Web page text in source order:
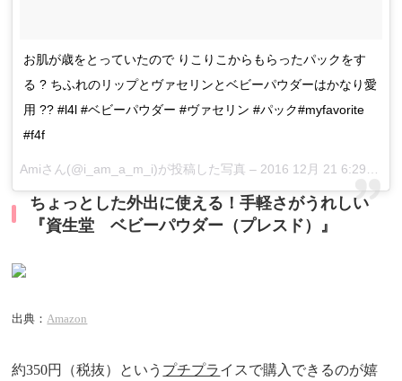
お肌が歳をとっていたので りこりこからもらったパックをす
る ? ちふれのリップとヴァセリンとベビーパウダーはかなり愛
用 ?? #l4l #ベビーパウダー #ヴァセリン #パック#myfavorite
#f4f
Amiさん(@i_am_a_m_i)が投稿した写真 – 2016 12月 21 6:29午前 PST
ちょっとした外出に使える！手軽さがうれしい
『資生堂 ベビーパウダー（プレスド）』
出典：Amazon
約350円（税抜）という プチプライスで購入できるのが嬉